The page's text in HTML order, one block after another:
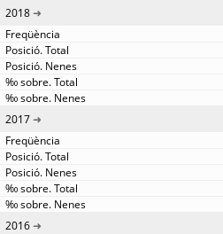
2018
2017
2016